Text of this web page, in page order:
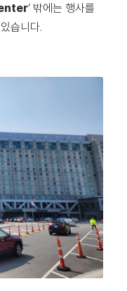
‘ 밖에는 행사를
습니다.